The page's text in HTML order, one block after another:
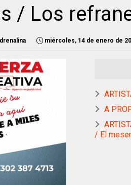
/ Los
miércoles, 14 de enero de
A
/ El